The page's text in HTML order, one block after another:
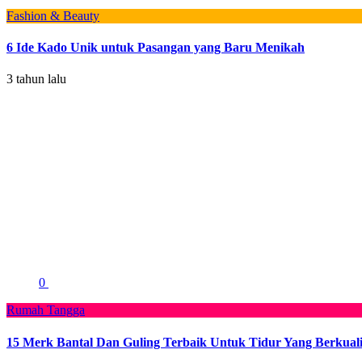
Fashion & Beauty
6 Ide Kado Unik untuk Pasangan yang Baru Menikah
3 tahun lalu
0
Rumah Tangga
15 Merk Bantal Dan Guling Terbaik Untuk Tidur Yang